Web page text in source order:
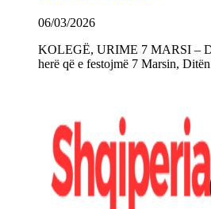
06/03/2026
KOLEGË, URIME 7 MARSI –
herë që e festojmë 7 Marsin,